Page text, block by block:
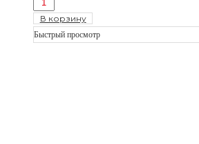
В корзину
Быстрый просмотр